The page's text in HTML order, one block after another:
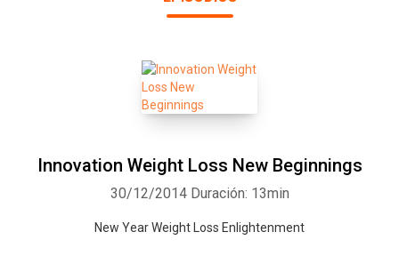
Innovation Weight Loss New Beginnings
30/12/2014 Duración: 13min
New Year Weight Loss Enlightenment